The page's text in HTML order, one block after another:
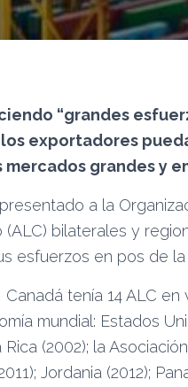
“grandes
exportadores
grandes y
a la
bilaterales y
esfuerzos en pos de
Canadá tenía 14 ALC
mundial: Estados
Rica (2002); la
Jordania (2012);